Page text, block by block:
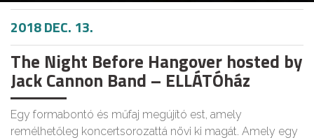
2018 DEC. 13.
The Night Before Hangover hosted by
Jack Cannon Band – ELLÁTÓház
Egy formabontó és műfaj megújító est, amely
remélhetőleg koncertsorozattá növi ki magát. Amely egy